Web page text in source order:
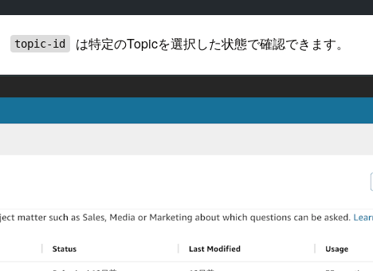
topic-id は特定のTopicを選択した状態で確認できます。